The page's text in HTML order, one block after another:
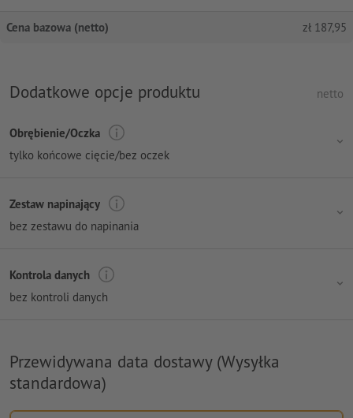
Cena bazowa (netto) zł 187,95
Dodatkowe opcje produktu netto
Obrębienie/Oczka
tylko końcowe cięcie/bez oczek
Zestaw napinający
bez zestawu do napinania
Kontrola danych
bez kontroli danych
Przewidywana data dostawy (Wysyłka
standardowa)